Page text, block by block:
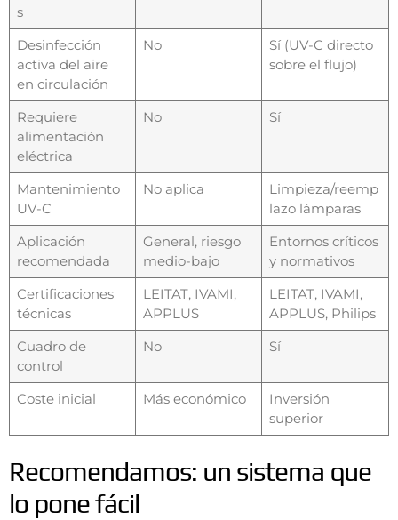
s
Desinfección
activa del aire
en circulación
No
Sí (UV-C directo
sobre el flujo)
Requiere
alimentación
eléctrica
No Sí
Mantenimiento
UV-C
No aplica
Limpieza/reemp
lazo lámparas
Aplicación
recomendada
General, riesgo
medio-bajo
Entornos críticos
y normativos
Certificaciones
técnicas
LEITAT, IVAMI,
APPLUS
LEITAT, IVAMI,
APPLUS, Philips
Cuadro de
control
No Sí
Coste inicial Más económico
Inversión
superior
Recomendamos: un sistema que
lo pone fácil